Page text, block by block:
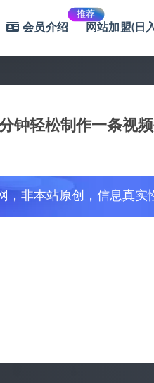
会员介绍
推荐
网站加盟(
钟轻松制作一条视
，非本站原创，信息真